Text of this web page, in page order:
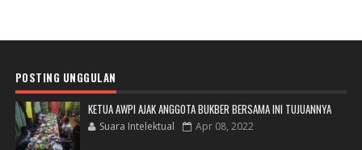
POSTING UNGGULAN
KETUA AWPI AJAK ANGGOTA BUKBER BERSAMA INI TUJUANNYA
Suara Intelektual Apr 08, 2022